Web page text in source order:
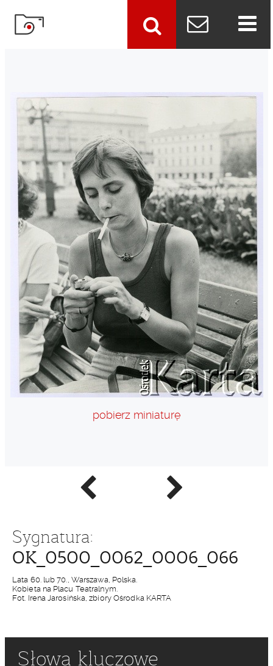
Poprzednie
zdjęcie
Następne
zdjęcie
pobierz miniaturę
Sygnatura:
OK_0500_0062_0006_066
Lata 60. lub 70., Warszawa, Polska.
Kobieta na Placu Teatralnym.
Fot. Irena Jarosińska, zbiory Ośrodka KARTA
Słowa kluczowe